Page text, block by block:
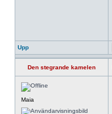
Upp
Den stegrande kamelen
Maia